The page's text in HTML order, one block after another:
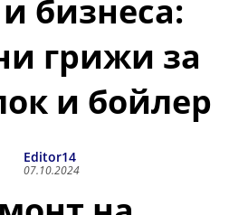
бизнеса:
грижи за
и бойлер
Editor14
07.10.2024